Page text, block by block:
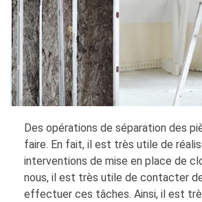
Des opérations de séparation des
faire. En fait, il est très utile de
interventions de mise en place de
nous, il est très utile de contacter
effectuer ces tâches. Ainsi, il est